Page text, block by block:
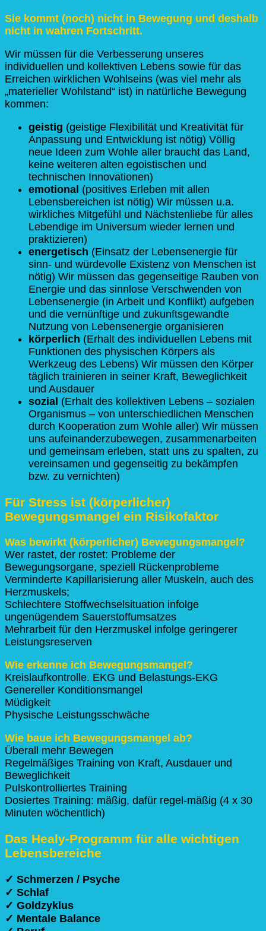
Sie kommt (noch) nicht in Bewegung und deshalb
nicht in wahren Fortschritt.
Wir müssen für die Verbesserung unseres
individuellen und kollektiven Lebens sowie für das
Erreichen wirklichen Wohlseins (was viel mehr als
„materieller Wohlstand“ ist) in natürliche Bewegung
kommen:
geistig (geistige Flexibilität und Kreativität für
Anpassung und Entwicklung ist nötig) Völlig
neue Ideen zum Wohle aller braucht das Land,
keine weiteren alten egoistischen und
technischen Innovationen)
emotional (positives Erleben mit allen
Lebensbereichen ist nötig) Wir müssen u.a.
wirkliches Mitgefühl und Nächstenliebe für alles
Lebendige im Universum wieder lernen und
praktizieren)
energetisch (Einsatz der Lebensenergie für
sinn- und würdevolle Existenz von Menschen ist
nötig) Wir müssen das gegenseitige Rauben von
Energie und das sinnlose Verschwenden von
Lebensenergie (in Arbeit und Konflikt) aufgeben
und die vernünftige und zukunftsgewandte
Nutzung von Lebensenergie organisieren
körperlich (Erhalt des individuellen Lebens mit
Funktionen des physischen Körpers als
Werkzeug des Lebens) Wir müssen den Körper
täglich trainieren in seiner Kraft, Beweglichkeit
und Ausdauer
sozial (Erhalt des kollektiven Lebens – sozialen
Organismus – von unterschiedlichen Menschen
durch Kooperation zum Wohle aller) Wir müssen
uns aufeinanderzubewegen, zusammenarbeiten
und gemeinsam erleben, statt uns zu spalten, zu
vereinsamen und gegenseitig zu bekämpfen
bzw. zu vernichten)
Für Stress ist (körperlicher)
Bewegungsmangel ein Risikofaktor
Was bewirkt (körperlicher) Bewegungsmangel?
Wer rastet, der rostet: Probleme der
Bewegungsorgane, speziell Rückenprobleme
Verminderte Kapillarisierung aller Muskeln, auch des
Herzmuskels;
Schlechtere Stoffwechselsituation infolge
ungenügendem Sauerstoffumsatzes
Mehrarbeit für den Herzmuskel infolge geringerer
Leistungsreserven
Wie erkenne ich Bewegungsmangel?
Kreislaufkontrolle. EKG und Belastungs-EKG
Genereller Konditionsmangel
Müdigkeit
Physische Leistungsschwäche
Wie baue ich Bewegungsmangel ab?
Überall mehr Bewegen
Regelmäßiges Training von Kraft, Ausdauer und
Beweglichkeit
Pulskontrolliertes Training
Dosiertes Training: mäßig, dafür regel-mäßig (4 x 30
Minuten wöchentlich)
Das Healy-Programm für alle wichtigen
Lebensbereiche
✓ Schmerzen / Psyche
✓ Schlaf
✓ Goldzyklus
✓ Mentale Balance